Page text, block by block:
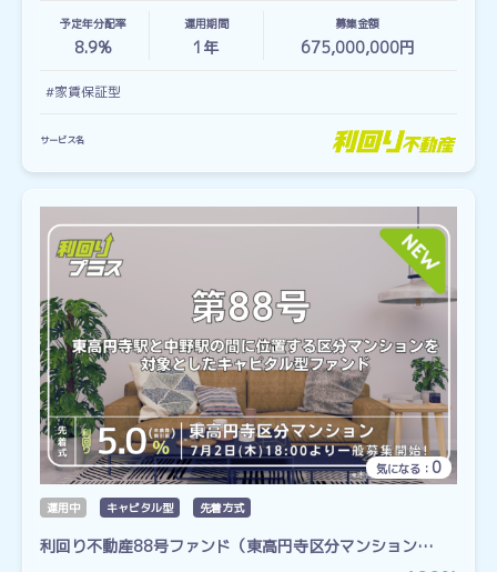
予定年分配率
8.9%
運用期間
1 年
募集金額
675,000,000円
#家賃保証型
サービス名
気になる： 0
運用中 キャピタル型 先着方式
利回り不動産88号ファンド（東高円寺区分マンション…